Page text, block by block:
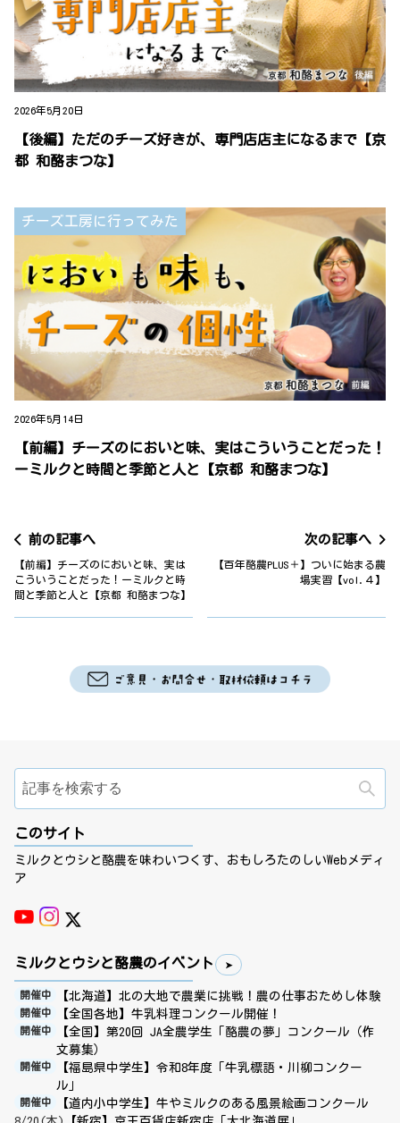
2026年5月20日
【後編】ただのチーズ好きが、専門店店主になるまで【京
都 和酪まつな】
チーズ工房に行ってみた
2026年5月14日
【前編】チーズのにおいと味、実はこういうことだった！
ーミルクと時間と季節と人と【京都 和酪まつな】
前の記事へ
【前編】チーズのにおいと味、実は
こういうことだった！ーミルクと時
間と季節と人と【京都 和酪まつな】
次の記事へ
【百年酪農PLUS＋】ついに始まる農
場実習【vol.４】
このサイト
ミルクとウシと酪農を味わいつくす、おもしろたのしいWebメディ
ア
ミルクとウシと酪農のイベント
開催中 【北海道】北の大地で農業に挑戦！農の仕事おためし体験
開催中 【全国各地】牛乳料理コンクール開催！
開催中
【全国】第20回 JA全農学生「酪農の夢」コンクール（作
文募集）
開催中
【福島県中学生】令和8年度「牛乳標語・川柳コンクー
ル」
開催中
【道内小中学生】牛やミルクのある風景絵画コンクール